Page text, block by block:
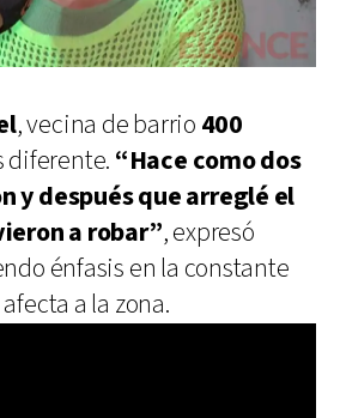
, vecina de barrio 400
diferente. “Hace como dos
y después que arreglé el
a robar”, expresó
énfasis en la constante
a la zona.